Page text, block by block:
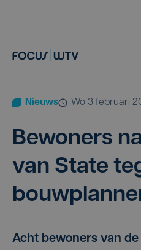
Nieuws wo 3 februari
Bewo­ners
van Sta­te
Acht bewoners van